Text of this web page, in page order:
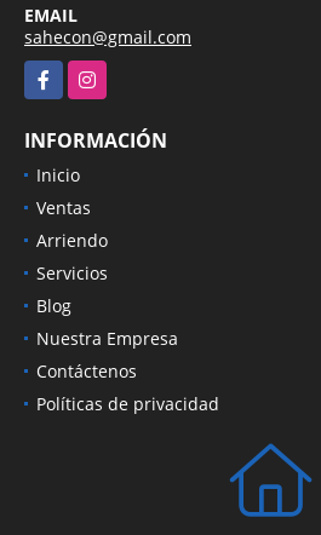
EMAIL
sahecon@gmail.com
FacebookInstagram
INFORMACIÓN
Inicio
Ventas
Arriendo
Servicios
Blog
Nuestra Empresa
Contáctenos
Políticas de privacidad